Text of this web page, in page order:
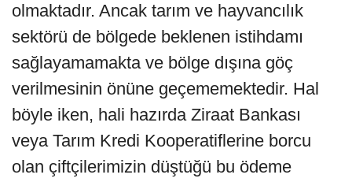
olmaktadır. Ancak tarım ve hayvancılık
sektörü de bölgede beklenen istihdamı
sağlayamamakta ve bölge dışına göç
verilmesinin önüne geçememektedir. Hal
böyle iken, hali hazırda Ziraat Bankası
veya Tarım Kredi Kooperatiflerine borcu
olan çiftçilerimizin düştüğü bu ödeme